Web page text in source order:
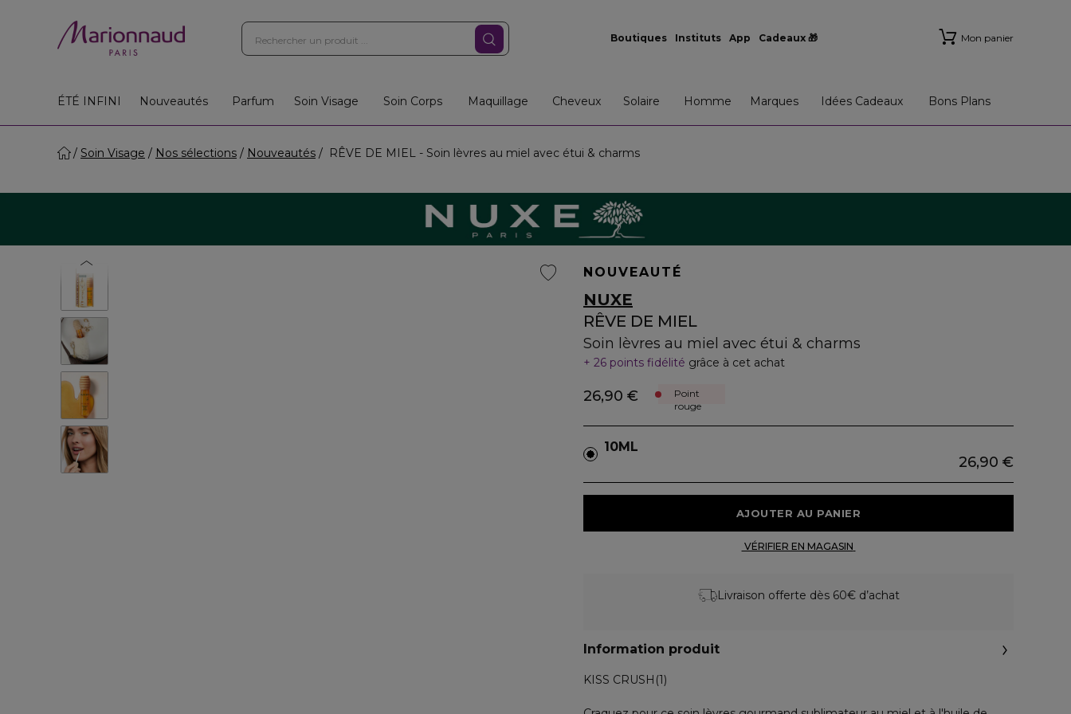
Boutiques Instituts App Cadeaux 🎁 Mon panier
ÉTÉ INFINI
Nouveautés Parfum Soin Visage Soin Corps Maquillage Cheveux Solaire Homme Marques Idées Cadeaux Bons Plans
Soin Visage Nos sélections Nouveautés RÊVE DE MIEL - Soin lèvres au miel avec étui & charms
NOUVEAUTÉ
NUXE
RÊVE DE MIEL
Soin lèvres au miel avec étui & charms
26 points fidélité grâce à cet achat
26,90 €
Point
rouge
10ML
26,90 €
Livraison offerte dès 60€ d’achat
Information produit
KISS CRUSH(1)